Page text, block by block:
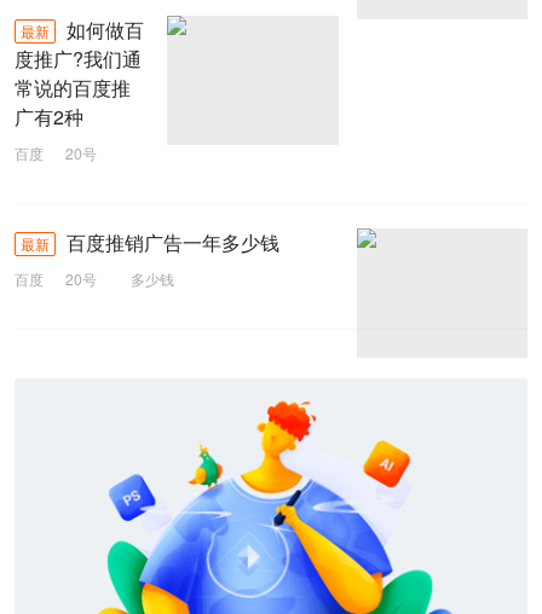
最新
如何做百
度推广?我们通
常说的百度推
广有2种
百度
20号
最新 百度推销广告一年多少钱
百度 20号 多少钱